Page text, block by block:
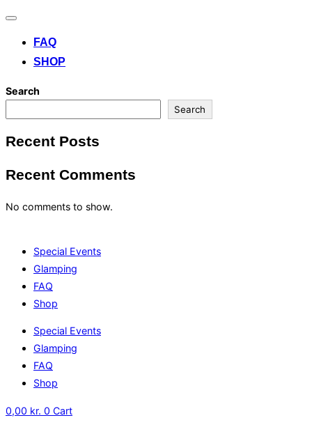
Toggle
FAQ
SHOP
Search
Search
Recent Posts
Recent Comments
No comments to show.
Special Events
Glamping
FAQ
Shop
Special Events
Glamping
FAQ
Shop
0,00 kr. 0 Cart